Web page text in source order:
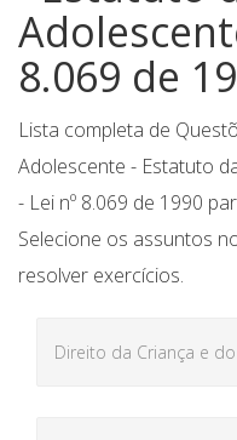
8.069 de
Lista completa de
Adolescente - Estatuto
- Lei nº 8.069 de 1990
Selecione os assuntos
resolver exercícios.